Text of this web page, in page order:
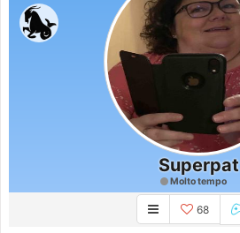
Superpat
Molto tempo
68